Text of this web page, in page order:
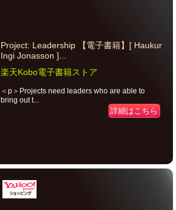
Project: Leadership 【電子書籍】[ Haukur
Ingi Jonasson ]...
楽天Kobo電子書籍ストア
＜p＞Projects need leaders who are able to
bring out t...
詳細はこちら